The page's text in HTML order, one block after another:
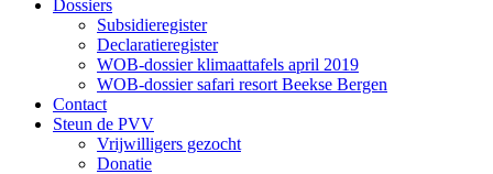
Dossiers
Subsidieregister
Declaratieregister
WOB-dossier klimaattafels april 2019
WOB-dossier safari resort Beekse Bergen
Contact
Steun de PVV
Vrijwilligers gezocht
Donatie